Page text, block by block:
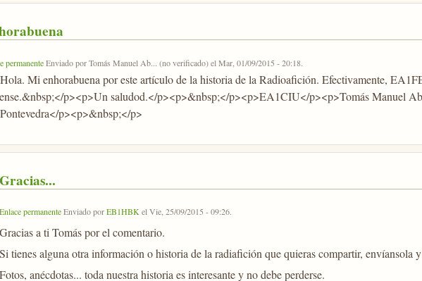
permanenteEnviado porTomás Manuel Ab... (no verificado)elMar, 01/09/2015 - 20:18.
Mi enhorabuena por este artículo de la historia de la Radioafición. Efectivamente,
p><p>Un saludod.</p><p>&nbsp;</p><p>EA1CIU</p><p>Tomás Manuel
p><p>&nbsp;</p>
Gracias...
Enlace permanenteEnviado porEB1HBK elVie, 25/09/2015 - 09:26.
Gracias a ti Tomás por el comentario.
Si tienes alguna otra información o historia de la radiafición que quieras compartir, envíansola
Fotos, anécdotas... toda nuestra historia es interesante y no debe perderse.